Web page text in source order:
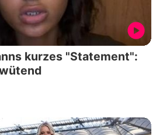
kurzes "Statement":